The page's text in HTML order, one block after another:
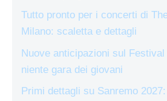
Tutto pronto per i concerti di
Milano: scaletta e dettagli
Nuove anticipazioni sul Festival
niente gara dei giovani
Primi dettagli su Sanremo